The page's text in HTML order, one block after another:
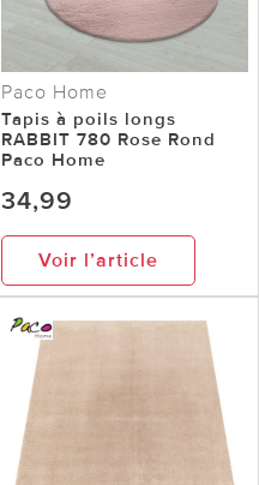
Paco Home
Tapis à poils longs
RABBIT 780 Rose Rond
Paco Home
34,99
Voir l’article